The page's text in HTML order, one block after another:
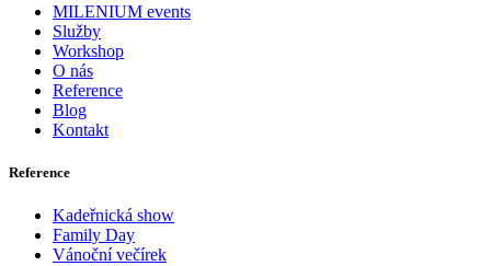
MILENIUM events
Služby
Workshop
O nás
Reference
Blog
Kontakt
Reference
Kadeřnická show
Family Day
Vánoční večírek